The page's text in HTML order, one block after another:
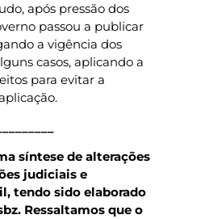
após pressão dos
passou a publicar
a vigência dos
casos, aplicando a
para evitar a
síntese de alterações
judiciais e
tendo sido elaborado
Ressaltamos que o